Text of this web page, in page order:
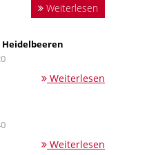
Weiterlesen
Weiterlesen
Weiterlesen